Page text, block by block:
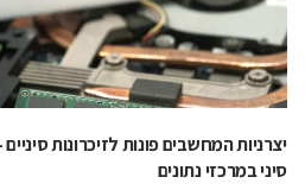
יצרניות המחשבים פונות לזיכרונות
סיני במרכזי נתונים